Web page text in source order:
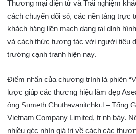
Thương mại điện tử và Trải nghiệm
cách chuyển đổi số, các nền tảng trực
khách hàng liền mạch đang tái định
và cách thức tương tác với người tiêu
trường cạnh tranh hiện nay.
Điểm nhấn của chương trình là phiên
lược giúp các thương hiệu làm đẹp
ông Sumeth Chuthavanitchkul – Tổng
Vietnam Company Limited, trình bày.
nhiều góc nhìn giá trị về cách các